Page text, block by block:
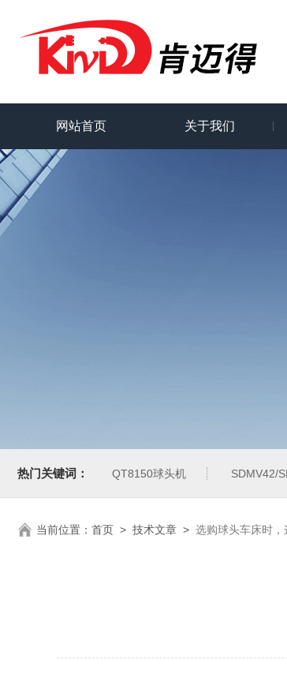
网站首页 关于我们
热门关键词： QT8150球头机 SDMV42/
当前位置： 首页 > 技术文章 > 选购球头车床时